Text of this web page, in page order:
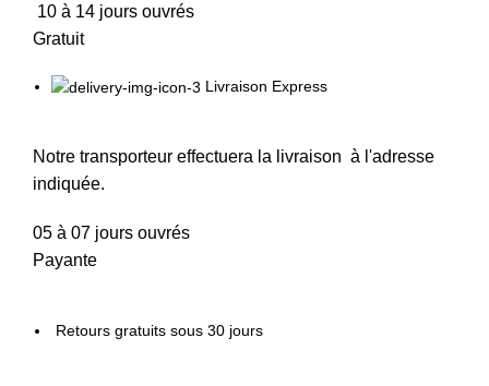
10 à 14 jours ouvrés
Gratuit
Livraison Express
Notre transporteur effectuera la livraison à l'adresse
indiquée.
05 à 07 jours ouvrés
Payante
Retours gratuits sous 30 jours